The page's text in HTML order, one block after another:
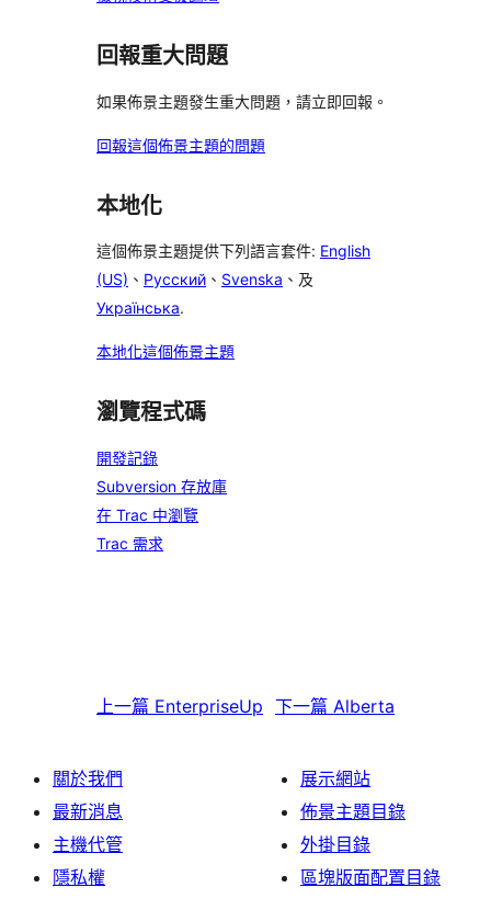
回報重大問題
如果佈景主題發生重大問題，請立即回報。
回報這個佈景主題的問題
本地化
這個佈景主題提供下列語言套件: English
(US) 、 Русский 、 Svenska 、及
Українська.
本地化這個佈景主題
瀏覽程式碼
開發記錄
Subversion 存放庫
在 Trac 中瀏覽
Trac 需求
上一篇 EnterpriseUp 下一篇 Alberta
關於我們
最新消息
主機代管
隱私權
展示網站
佈景主題目錄
外掛目錄
區塊版面配置目錄